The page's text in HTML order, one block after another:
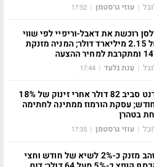
| עוזי גרסטמן |
17:52
רוכשת את דאבל-וריפיי לפי שווי
של 2.15 מיליארד דולר; המניה מזנקת
למחיר ההצעה
| ענת גלעד |
17:44
ברנט סביב 82 דולר אחרי זינוק של 18%
עסקת הורמוז ממתינה לחתימה
בטהרן
| עוזי גרסטמן |
17:35
הזהב מזנק כ-2% לשיא של חודש וחצי